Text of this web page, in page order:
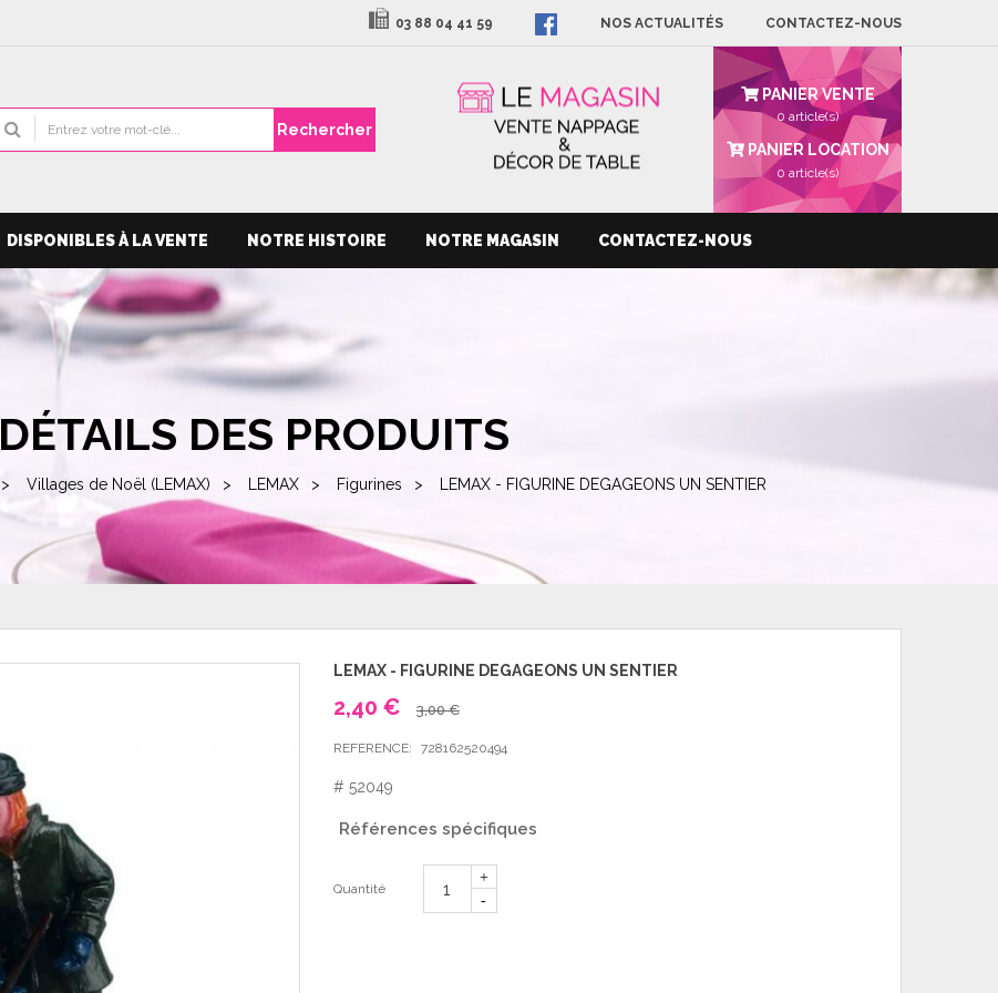
03 88 04 41 59 NOS ACTUALITÉS CONTACTEZ-NOUS
Rechercher
PANIER VENTE
0 article(s)
PANIER LOCATION
0 article(s)
DISPONIBLES À LA VENTE NOTRE HISTOIRE NOTRE MAGASIN CONTACTEZ-NOUS
DÉTAILS DES PRODUITS
Villages de Noël (LEMAX) LEMAX Figurines LEMAX - FIGURINE DEGAGEONS UN SENTIER
LEMAX - FIGURINE DEGAGEONS UN SENTIER
2,40 € 3,00 €
REFERENCE: 728162520494
# 52049
Références spécifiques
Quantité